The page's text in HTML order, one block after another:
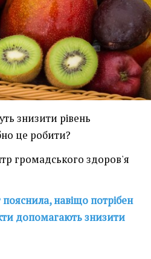
знизити рівень
це робити?
громадського здоров'я
пояснила, навіщо потрібен
допомагають знизити